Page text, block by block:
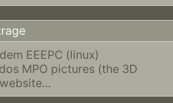
EEEPC (linux)
MPO pictures (the 3D